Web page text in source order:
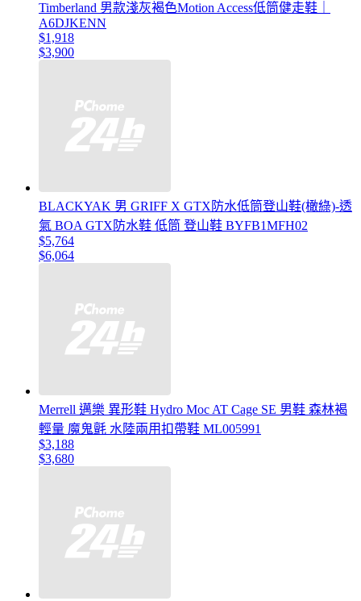
Timberland 男款淺灰褐色Motion Access低筒健走鞋｜
A6DJKENN
$1,918
$3,900
BLACKYAK 男 GRIFF X GTX防水低筒登山鞋(橄綠)-透
氣 BOA GTX防水鞋 低筒 登山鞋 BYFB1MFH02
$5,764
$6,064
Merrell 邁樂 異形鞋 Hydro Moc AT Cage SE 男鞋 森林褐
輕量 魔鬼氈 水陸兩用扣帶鞋 ML005991
$3,188
$3,680